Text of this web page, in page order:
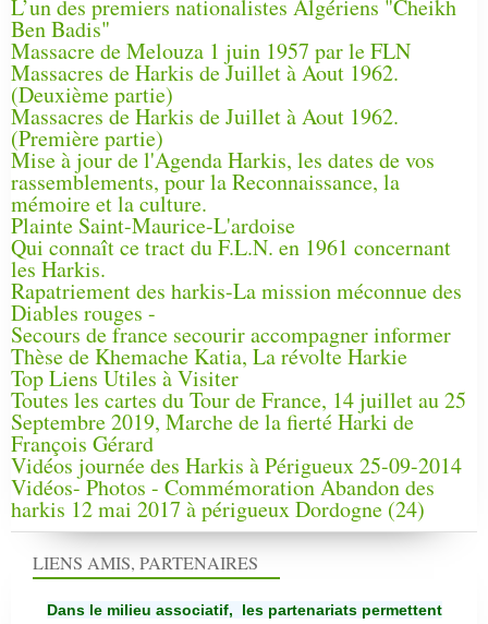
L’un des premiers nationalistes Algériens "Cheikh
Ben Badis"
Massacre de Melouza 1 juin 1957 par le FLN
Massacres de Harkis de Juillet à Aout 1962.
(Deuxième partie)
Massacres de Harkis de Juillet à Aout 1962.
(Première partie)
Mise à jour de l'Agenda Harkis, les dates de vos
rassemblements, pour la Reconnaissance, la
mémoire et la culture.
Plainte Saint-Maurice-L'ardoise
Qui connaît ce tract du F.L.N. en 1961 concernant
les Harkis.
Rapatriement des harkis-La mission méconnue des
Diables rouges -
Secours de france secourir accompagner informer
Thèse de Khemache Katia, La révolte Harkie
Top Liens Utiles à Visiter
Toutes les cartes du Tour de France, 14 juillet au 25
Septembre 2019, Marche de la fierté Harki de
François Gérard
Vidéos journée des Harkis à Périgueux 25-09-2014
Vidéos- Photos - Commémoration Abandon des
harkis 12 mai 2017 à périgueux Dordogne (24)
LIENS AMIS, PARTENAIRES
Dans le milieu associatif, les partenariats permettent